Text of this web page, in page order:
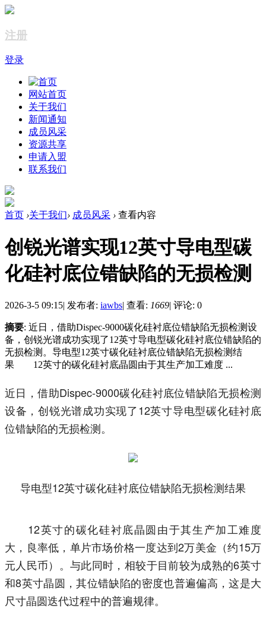
注册
登录
网站首页
关于我们
新闻通知
成员风采
资源共享
申请入盟
联系我们
首页 ›关于我们› 成员风采 › 查看内容
创锐光谱实现12英寸导电型碳
化硅衬底位错缺陷的无损检测
2026-3-5 09:15| 发布者: iawbs| 查看: 1669| 评论: 0
摘要: 近日，借助Dispec-9000碳化硅衬底位错缺陷无损检测设
备，创锐光谱成功实现了12英寸导电型碳化硅衬底位错缺陷的
无损检测。导电型12英寸碳化硅衬底位错缺陷无损检测结
果 12英寸的碳化硅衬底晶圆由于其生产加工难度 ...
近日，借助Dispec-9000碳化硅衬底位错缺陷无损检测
设备，创锐光谱成功实现了12英寸导电型碳化硅衬底
位错缺陷的无损检测。
导电型12英寸碳化硅衬底位错缺陷无损检测结果
12英寸的碳化硅衬底晶圆由于其生产加工难度
大，良率低，单片市场价格一度达到2万美金（约15万
元人民币）。与此同时，相较于目前较为成熟的6英寸
和8英寸晶圆，其位错缺陷的密度也普遍偏高，这是大
尺寸晶圆迭代过程中的普遍规律。